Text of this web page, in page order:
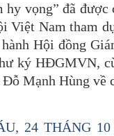
vọng” đã
Việt Nam tham
Hội đồng
ký HĐGMVN,
Mạnh Hùng về
24 THÁNG